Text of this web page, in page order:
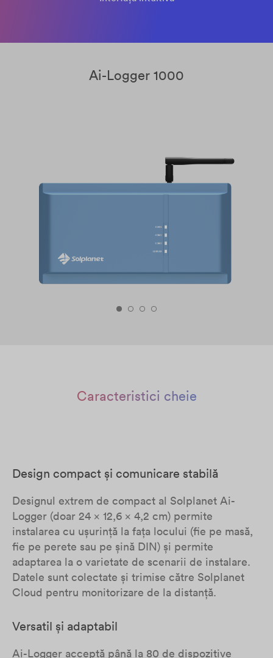
Ai-Logger 1000
Caracteristici cheie
Design compact și comunicare stabilă
Designul extrem de compact al Solplanet Ai-
Logger (doar 24 x 12,6 x 4,2 cm) permite
instalarea cu ușurință la fața locului (fie pe masă,
fie pe perete sau pe șină DIN) și permite
adaptarea la o varietate de scenarii de instalare.
Datele sunt colectate și trimise către Solplanet
Cloud pentru monitorizare de la distanță.
Versatil și adaptabil
Ai-Logger acceptă până la 80 de dispozitive